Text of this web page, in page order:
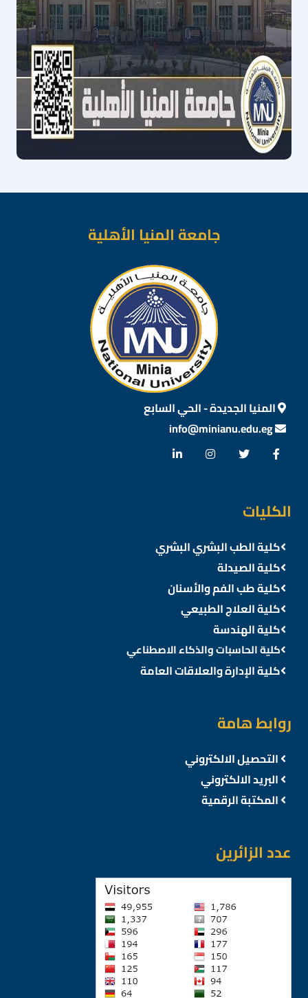
جامعة المنيا الأهلية
المنيا الجديدة - الحي السابع
الكليات
كلية الطب البشري البشري
كلية الصيدلة
كلية طب الفم والأسنان
كلية العلاج الطبيعي
كلية الهندسة
كلية الحاسبات والذكاء الاصطناعي
كلية الإدارة والعلاقات العامة
روابط هامة
التحصيل الالكتروني
البريد الالكتروني
المكتبة الرقمية
عدد الزائرين